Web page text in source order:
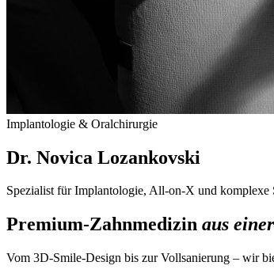
Implantologie & Oralchirurgie
Dr. Novica Lozankovski
Spezialist für Implantologie, All-on-X und komplexe
Premium-Zahnmedizin aus
Vom 3D-Smile-Design bis zur Vollsanierung – wir